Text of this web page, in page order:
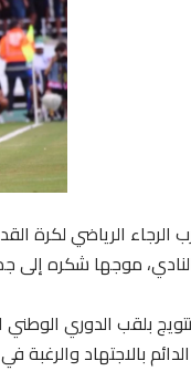
الرجاء الرياضي لكرة
في تاريخ النادي، موجها
بلقب الدوري
الدائم بالاجتهاد